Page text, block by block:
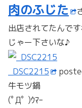
肉のふじた
出店されてたんです
じゃー下さいな♪
_DSC2215
牛モツ鍋
(ﾟДﾟ )ｳﾏｰ